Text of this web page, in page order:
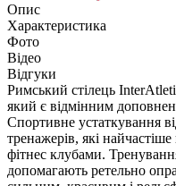
Опис
Характеристика
Фото
Відео
Відгуки
Римський стілець
який є відмінним
Спортивне устаткування
тренажерів, які
фітнес клубами.
допомагають ретельно